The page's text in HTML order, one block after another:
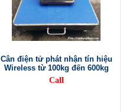
Cân điện tử phát nhận tín hiệu
Wireless từ 100kg đến 600kg
Call